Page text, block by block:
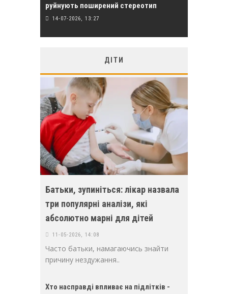
руйнують поширений стереотип
14-07-2026, 13:27
ДІТИ
Батьки, зупиніться: лікар назвала
три популярні аналізи, які
абсолютно марні для дітей
11-05-2026, 14:08
Часто батьки, намагаючись знайти
причину нездужання..
Хто насправді впливає на підлітків -